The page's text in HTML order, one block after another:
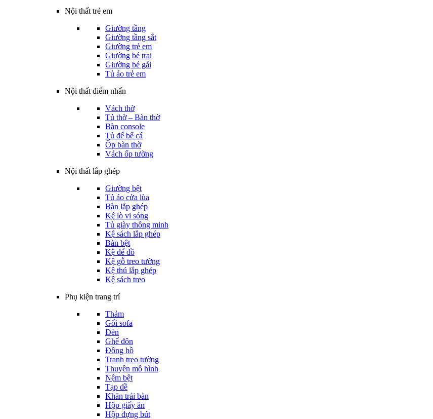
Nội thất trẻ em
Giường tầng
Giường tầng sắt
Giường trẻ em
Giường bé trai
Giường bé gái
Tủ áo trẻ em
Nội thất điểm nhấn
Vách thờ
Tủ thờ – Bàn thờ
Bàn console
Tủ để bể cá
Ốp bàn thờ
Vách ốp tường
Nội thất lắp ghép
Giường bệt
Tủ áo cửa lùa
Bàn lắp ghép
Kệ lò vi sóng
Tủ giày thông minh
Kệ sách lắp ghép
Bàn bệt
Kệ để đồ
Kệ gỗ treo tường
Kệ thú lắp ghép
Kệ sách treo
Phụ kiện trang trí
Thảm
Gối sofa
Đèn
Ghế đôn
Đồng hồ
Tranh treo tường
Thuyền mô hình
Nệm bệt
Tạp dề
Khăn trải bàn
Hộp giấy ăn
Hộp đựng bút